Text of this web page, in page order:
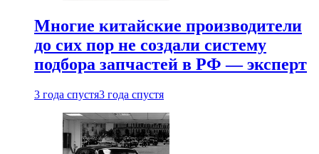
Многие китайские производители
до сих пор не создали систему
подбора запчастей в РФ — эксперт
3 года спустя3 года спустя